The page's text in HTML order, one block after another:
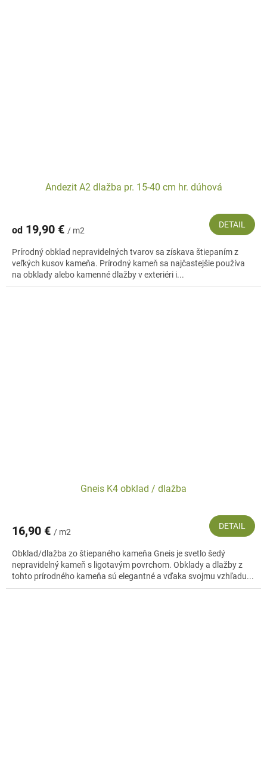
Andezit A2 dlažba pr. 15-40 cm hr. dúhová
od 19,90 € / m2
DETAIL
Prírodný obklad nepravidelných tvarov sa získava štiepaním z
veľkých kusov kameňa. Prírodný kameň sa najčastejšie používa
na obklady alebo kamenné dlažby v exteriéri i...
Gneis K4 obklad / dlažba
16,90 € / m2
DETAIL
Obklad/dlažba zo štiepaného kameňa Gneis je svetlo šedý
nepravidelný kameň s ligotavým povrchom. Obklady a dlažby z
tohto prírodného kameňa sú elegantné a vďaka svojmu vzhľadu...